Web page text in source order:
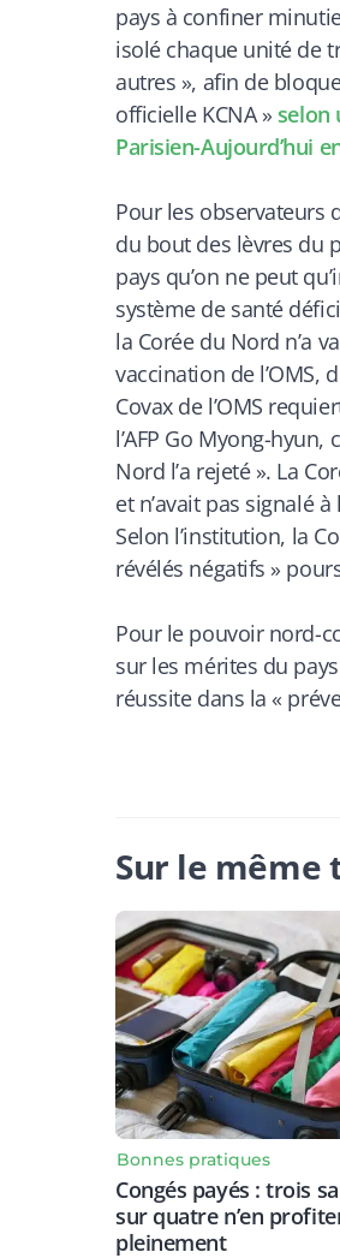
pays à confiner
isolé chaque unité de
autres », afin de
officielle KCNA» selon
Parisien-Aujourd’hui
Pour les observateurs
du bout des lèvres du
pays qu’on ne peut
système de santé
la Corée du Nord n’a
vaccination de l’OMS,
Covax de l’OMS
l’AFP Go Myong-
Nord l’a rejeté ». La
et n’avait pas signalé
Selon l’institution, la
révélés négatifs »
Pour le pouvoir nord-
sur les mérites du
réussite dans la «
Sur le même
Bonnes pratiques
Congés payés : trois
sur quatre n’en
pleinement